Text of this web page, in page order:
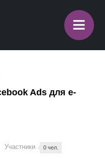
≡
Ads для e-
Участники 0 чел.